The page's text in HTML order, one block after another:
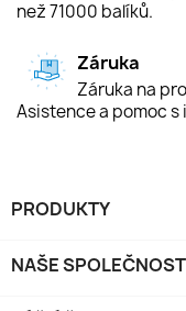
než 71000 balíků.
Záruka
Záruka na
Asistence a pomoc s
PRODUKTY
NAŠE SPOLEČNOST